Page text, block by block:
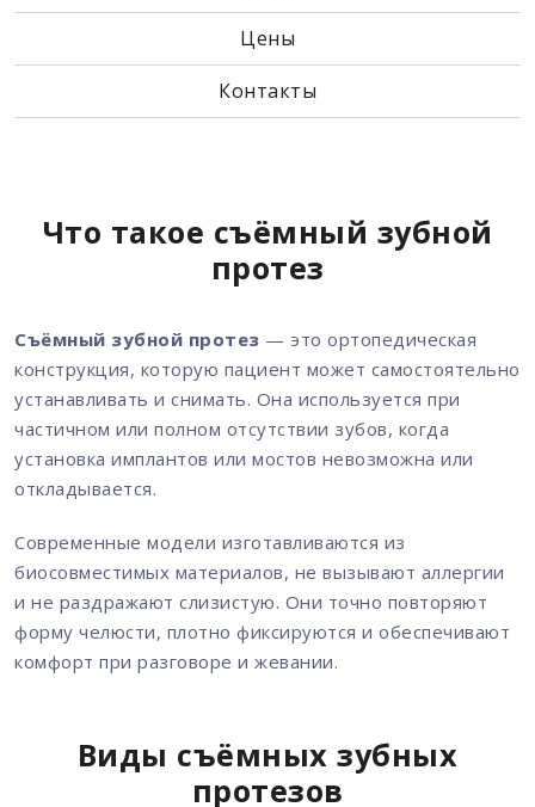
Цены
Контакты
Что такое съёмный зубной
протез
Съёмный зубной протез — это ортопедическая
конструкция, которую пациент может самостоятельно
устанавливать и снимать. Она используется при
частичном или полном отсутствии зубов, когда
установка имплантов или мостов невозможна или
откладывается.
Современные модели изготавливаются из
биосовместимых материалов, не вызывают аллергии
и не раздражают слизистую. Они точно повторяют
форму челюсти, плотно фиксируются и обеспечивают
комфорт при разговоре и жевании.
Виды съёмных зубных
протезов